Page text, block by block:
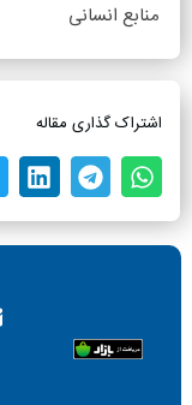
منابع انسانی
اشتراک گذاری مقاله